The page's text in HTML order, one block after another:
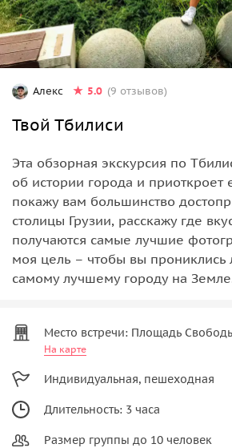
Алекс 5.0 (9 отзывов)
Твой Тбилиси
Эта обзорная экскурсия по
об истории города и приоткроет
покажу вам большинство
столицы Грузии, расскажу где
получаются самые лучшие
моя цель – чтобы вы
самому лучшему городу на
Место встречи: Площадь
На карте
Индивидуальная, пешеходная
Длительность: 3 часа
Размер группы до 10 человек